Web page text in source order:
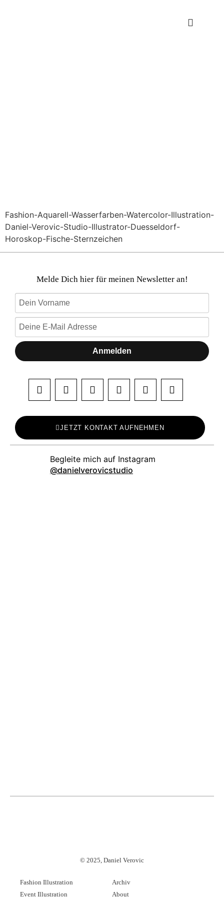
Fashion-Aquarell-Wasserfarben-Watercolor-Illustration-
Daniel-Verovic-Studio-Illustrator-Duesseldorf-
Horoskop-Fische-Sternzeichen
Melde Dich hier für meinen Newsletter an!
Anmelden
JETZT KONTAKT AUFNEHMEN
danielverovicstudio
© 2025, Daniel Verovic
Fashion Illustration
Event Illustration
Archiv
About